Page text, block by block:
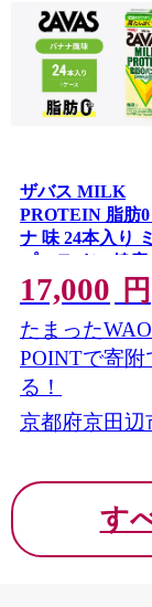
ザバス MILK
PROTEIN 脂肪
ナ 味 24本入り
プロテイン 健康
飲料 ドリンク バ
ビタミン B6配合
ーツ SAVAS
17,000 円
たまった
POINTで寄附
る！
京都府京田辺
す